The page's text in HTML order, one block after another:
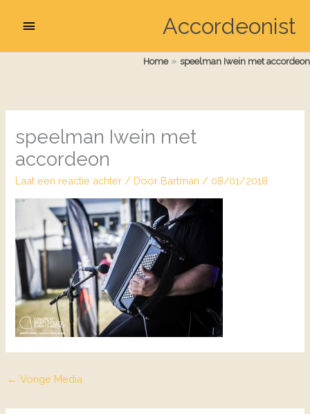
Accordeonist
Hoofdmenu
Home» speelman Iwein met accordeon
speelman Iwein met
accordeon
Laat een reactie achter / Door Bartman / 08/01/2018
← Vorige Media